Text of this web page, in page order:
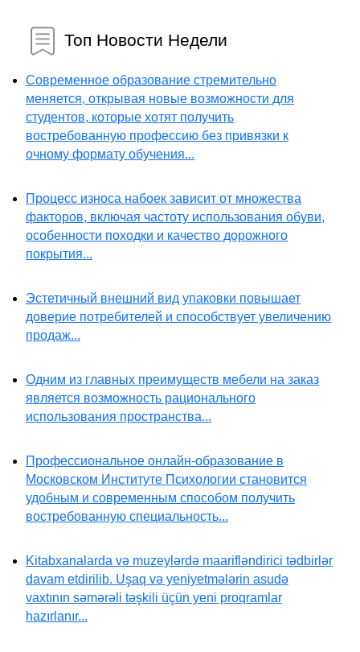
Топ Новости Недели
Современное образование стремительно
меняется, открывая новые возможности для
студентов, которые хотят получить
востребованную профессию без привязки к
очному формату обучения...
Процесс износа набоек зависит от множества
факторов, включая частоту использования обуви,
особенности походки и качество дорожного
покрытия...
Эстетичный внешний вид упаковки повышает
доверие потребителей и способствует увеличению
продаж...
Одним из главных преимуществ мебели на заказ
является возможность рационального
использования пространства...
Профессиональное онлайн-образование в
Московском Институте Психологии становится
удобным и современным способом получить
востребованную специальность...
Kitabxanalarda və muzeylərdə maarifləndirici tədbirlər
davam etdirilib. Uşaq və yeniyetmələrin asudə
vaxtının səmərəli təşkili üçün yeni proqramlar
hazırlanır...